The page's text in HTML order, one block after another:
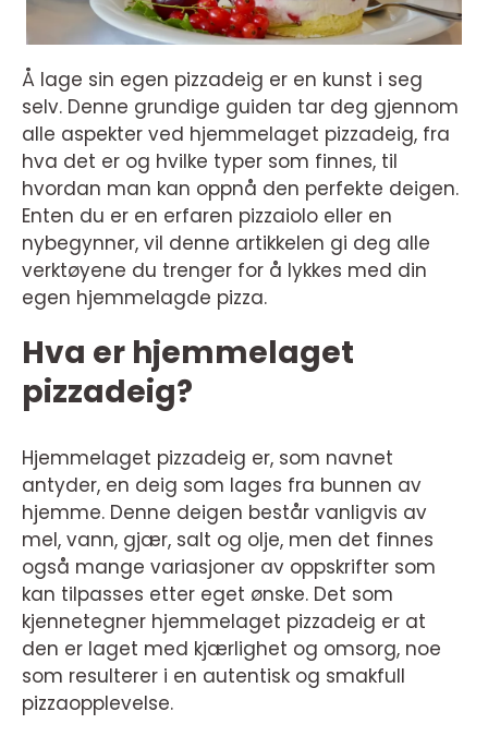
Å lage sin egen pizzadeig er en kunst i seg
selv. Denne grundige guiden tar deg gjennom
alle aspekter ved hjemmelaget pizzadeig, fra
hva det er og hvilke typer som finnes, til
hvordan man kan oppnå den perfekte deigen.
Enten du er en erfaren pizzaiolo eller en
nybegynner, vil denne artikkelen gi deg alle
verktøyene du trenger for å lykkes med din
egen hjemmelagde pizza.
Hva er hjemmelaget
pizzadeig?
Hjemmelaget pizzadeig er, som navnet
antyder, en deig som lages fra bunnen av
hjemme. Denne deigen består vanligvis av
mel, vann, gjær, salt og olje, men det finnes
også mange variasjoner av oppskrifter som
kan tilpasses etter eget ønske. Det som
kjennetegner hjemmelaget pizzadeig er at
den er laget med kjærlighet og omsorg, noe
som resulterer i en autentisk og smakfull
pizzaopplevelse.